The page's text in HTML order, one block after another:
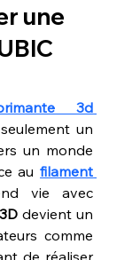
une
3d
un
un monde
au filament
vie avec
devient un
comme
de réaliser